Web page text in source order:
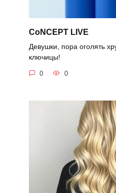
CoNCEPT LIVE
Девушки, пора оголять
ключицы!
0 0